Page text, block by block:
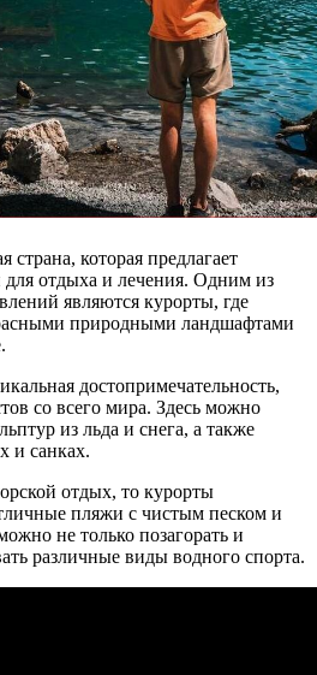
страна, которая предлагает
отдыха и лечения. Одним из
являются курорты, где
природными ландшафтами
достопримечательность,
со всего мира. Здесь можно
из льда и снега, а также
и санках.
отдых, то курорты
пляжи с чистым песком и
не только позагорать и
различные виды водного спорта.